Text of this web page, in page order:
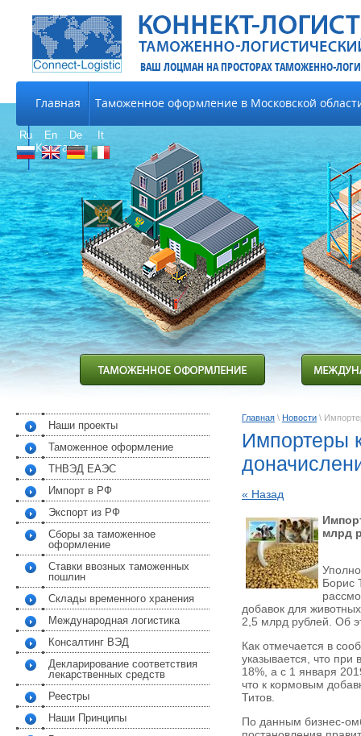
ВАШ ЛОЦМАН НА ПРОСТОРАХ ТАМОЖЕННО-
Главная Таможенное оформление в Московской
Контакты
Ru En De It
Главная \ Новости \
Импортеры
« Назад
млрд
Борис
добавок для
2,5 млрд рублей. Об
Как отмечается в
указывается, что при
18%, а с 1 января
что к кормовым
Титов.
По данным бизнес-
Наши проекты
Таможенное оформление
ТНВЭД ЕАЭС
Импорт в РФ
Экспорт из РФ
Сборы за таможенное
оформление
Ставки ввозных таможенных
пошлин
Склады временного хранения
Международная логистика
Консалтинг ВЭД
Декларирование соответствия
лекарственных средств
Реестры
Наши Принципы